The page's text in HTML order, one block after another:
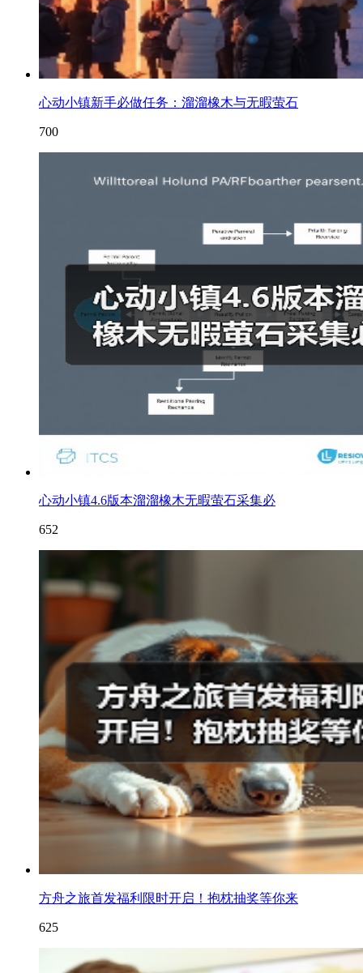
心动小镇新手必做任务：溜溜橡木与无暇萤石
700
心动小镇4.6版本溜溜橡木无暇萤石采集必
652
方舟之旅首发福利限时开启！抱枕抽奖等你来
625